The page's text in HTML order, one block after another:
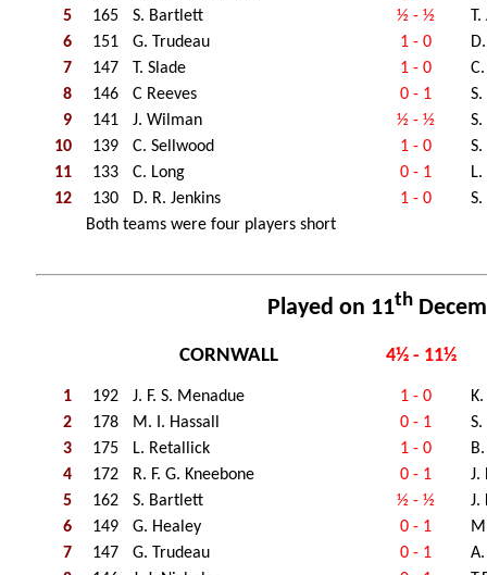
5
165 S. Bartlett ½ - ½
T.
6
151 G. Trudeau 1 - 0
7
147 T. Slade 1 - 0
8
146 C Reeves 0 - 1
9
141 J. Wilman ½ - ½
10
139 C. Sellwood 1 - 0
11
133 C. Long 0 - 1
12
130 D. R. Jenkins 1 - 0
Both teams were four players short
Played on 11th
CORNWALL 4½ - 11½
1 192 J. F. S. Menadue 1 - 0
2
178 M. I. Hassall 0 - 1
3
175 L. Retallick 1 - 0
4
172 R. F. G. Kneebone 0 - 1
J.
5
162 S. Bartlett ½ - ½
J.
6
149 G. Healey 0 - 1
7
147 G. Trudeau 0 - 1